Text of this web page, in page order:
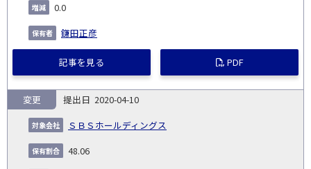
0.0
鎌田正彦
記事を見る PDF
2020-04-10
ＳＢＳホールディングス
変更
48.06